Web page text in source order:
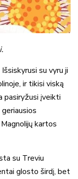
su vyru ji
ir tikisi viską
pasiryžusi įveikti
kartos
su Treviu
glosto širdį, bet